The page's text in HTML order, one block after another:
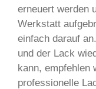
erneuert werden
Werkstatt
einfach darauf
und der Lack
kann, empfehlen
professionelle